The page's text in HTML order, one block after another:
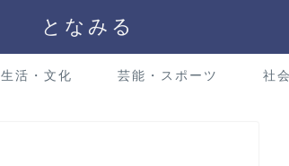
となみる
生活・文化 芸能・スポーツ 社